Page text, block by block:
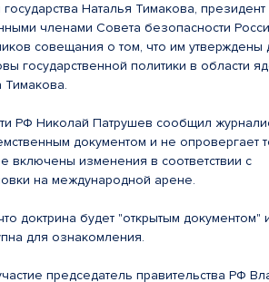
Наталья Тимакова,
членами Совета безопасности
совещания о том, что им утверждены
государственной политики в области
Тимакова.
РФ Николай Патрушев сообщил
документом и не опровергает
включены изменения в соответствии с
на международной арене.
доктрина будет "открытым документом"
для ознакомления.
председатель правительства РФ